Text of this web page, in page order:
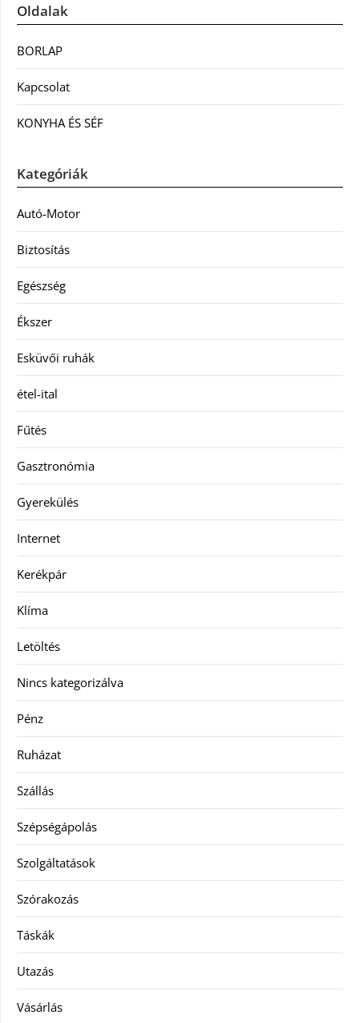
Oldalak
BORLAP
Kapcsolat
KONYHA ÉS SÉF
Kategóriák
Autó-Motor
Biztosítás
Egészség
Ékszer
Esküvői ruhák
étel-ital
Fűtés
Gasztronómia
Gyerekülés
Internet
Kerékpár
Klíma
Letöltés
Nincs kategorizálva
Pénz
Ruházat
Szállás
Szépségápolás
Szolgáltatások
Szórakozás
Táskák
Utazás
Vásárlás